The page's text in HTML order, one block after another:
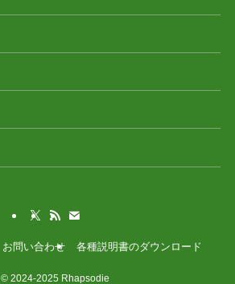
お問い合わせ 各種説明書のダウンロード
©2024-2025 Rhapsodie